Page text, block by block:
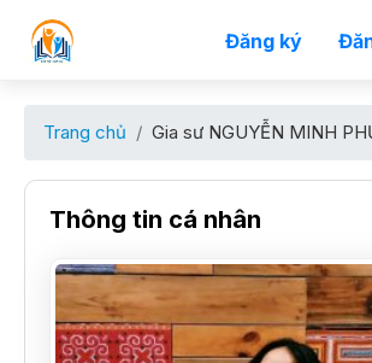
Đăng ký
Trang chủ Gia sư NGUYỄN MINH
Thông tin cá nhân